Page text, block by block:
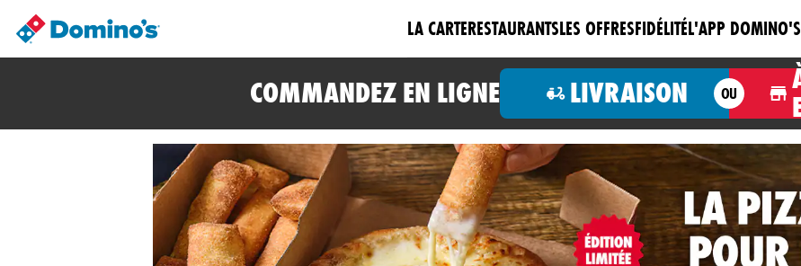
LA CARTERESTAURANTSLES OFFRESFIDÉLITÉL'APP DOMINO'S
COMMANDEZ EN LIGNE LIVRAISON OU